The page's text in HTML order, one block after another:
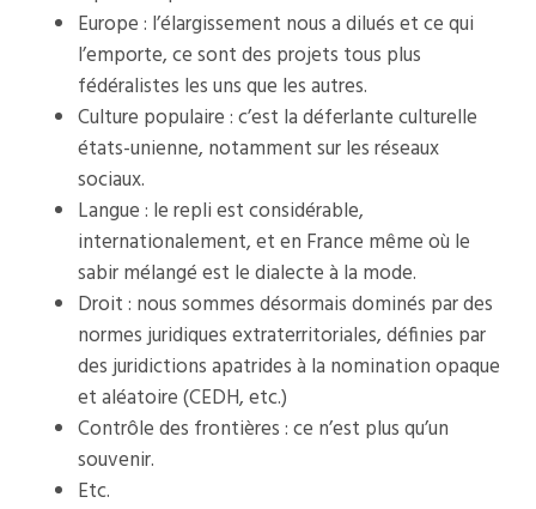
Europe : l’élargissement nous a dilués et ce qui
l’emporte, ce sont des projets tous plus
fédéralistes les uns que les autres.
Culture populaire : c’est la déferlante culturelle
états-unienne, notamment sur les réseaux
sociaux.
Langue : le repli est considérable,
internationalement, et en France même où le
sabir mélangé est le dialecte à la mode.
Droit : nous sommes désormais dominés par des
normes juridiques extraterritoriales, définies par
des juridictions apatrides à la nomination opaque
et aléatoire (CEDH, etc.)
Contrôle des frontières : ce n’est plus qu’un
souvenir.
Etc.